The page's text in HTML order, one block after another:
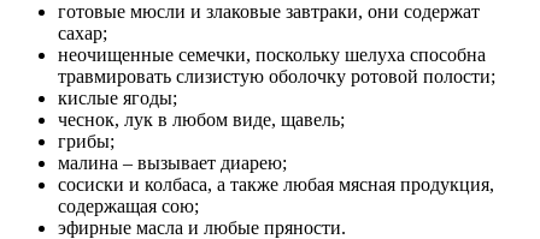
готовые мюсли и злаковые завтраки, они содержат
сахар;
неочищенные семечки, поскольку шелуха способна
травмировать слизистую оболочку ротовой полости;
кислые ягоды;
чеснок, лук в любом виде, щавель;
грибы;
малина – вызывает диарею;
сосиски и колбаса, а также любая мясная продукция,
содержащая сою;
эфирные масла и любые пряности.